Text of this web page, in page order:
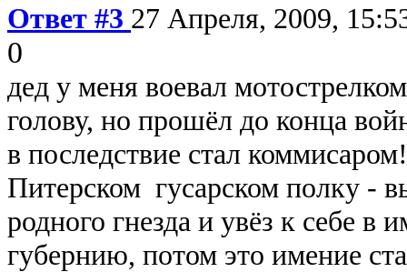
Ответ #3 27 Апреля, 2009,
0
дед у меня воевал
голову, но прошёл до конца
в последствие стал
Питерском гусарском полку -
родного гнезда и увёз к себе
губернию, потом это имение